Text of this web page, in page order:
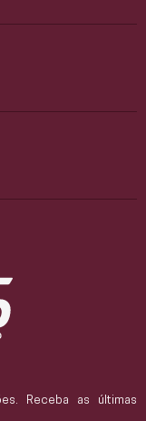
Receba as últimas